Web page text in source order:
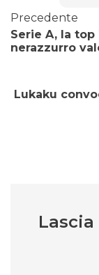
Precedente
Serie A, la
nerazzurro
Lukaku